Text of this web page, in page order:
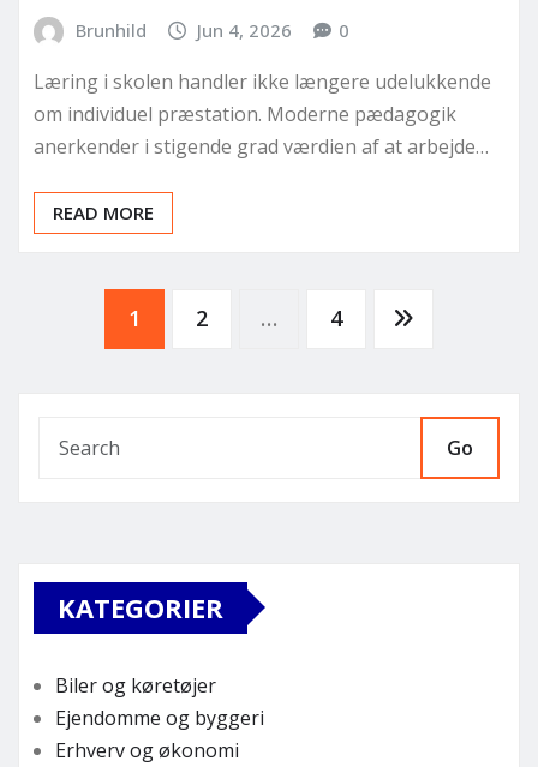
Brunhild Jun 4, 2026 0
Læring i skolen handler ikke længere udelukkende
om individuel præstation. Moderne pædagogik
anerkender i stigende grad værdien af at arbejde…
READ MORE
1 2 … 4
Go
KATEGORIER
Biler og køretøjer
Ejendomme og byggeri
Erhverv og økonomi